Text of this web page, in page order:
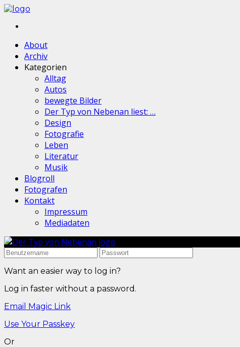
About
Archiv
Kategorien
Alltag
Autos
bewegte Bilder
Der Typ von Nebenan liest: …
Design
Fotografie
Leben
Literatur
Musik
Blogroll
Fotografen
Kontakt
Impressum
Mediadaten
Want an easier way to log in?
Log in faster without a password.
Email Magic Link
Use Your Passkey
Or